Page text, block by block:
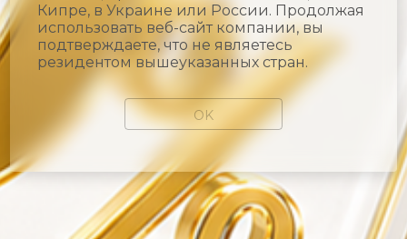
Кипре, в Украине или России. Продолжая
использовать веб-сайт компании, вы
подтверждаете, что не являетесь
резидентом вышеуказанных стран.
OK